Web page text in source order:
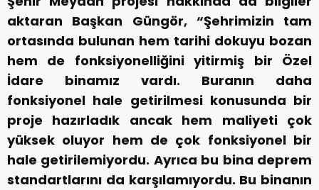
aktaran Başkan Güngör, “Şehrimizin tam
ortasında bulunan hem tarihi dokuyu bozan
hem de fonksiyonelliğini yitirmiş bir Özel
İdare binamız vardı. Buranın daha
fonksiyonel hale getirilmesi konusunda bir
proje hazırladık ancak hem maliyeti çok
yüksek oluyor hem de çok fonksiyonel bir
hale getirilemiyordu. Ayrıca bu bina deprem
standartlarını da karşılamıyordu. Bu binanın